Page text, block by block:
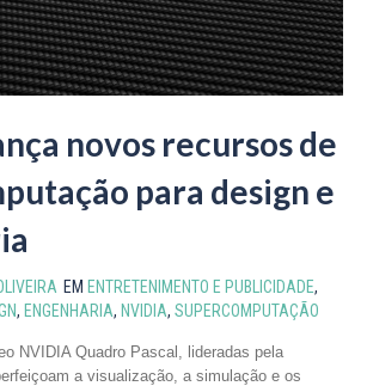
novos recursos de
para design e
EM ENTRETENIMENTO E PUBLICIDADE,
, ENGENHARIA, NVIDIA, SUPERCOMPUTAÇÃO
NVIDIA Quadro Pascal, lideradas pela
a visualização, a simulação e os